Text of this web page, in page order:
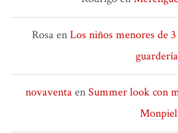
RosaenLos niños menores de
novaventaenSummer look con
Monpiel